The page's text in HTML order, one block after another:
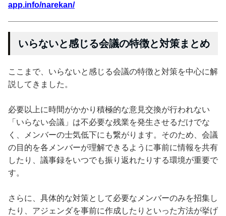
app.info/narekan/
いらないと感じる会議の特徴と対策まとめ
ここまで、いらないと感じる会議の特徴と対策を中心に解
説してきました。
必要以上に時間がかかり積極的な意見交換が行われない
「いらない会議」は不必要な残業を発生させるだけでな
く、メンバーの士気低下にも繋がります。そのため、会議
の目的を各メンバーが理解できるように事前に情報を共有
したり、議事録をいつでも振り返れたりする環境が重要で
す。
さらに、具体的な対策として必要なメンバーのみを招集し
たり、アジェンダを事前に作成したりといった方法が挙げ